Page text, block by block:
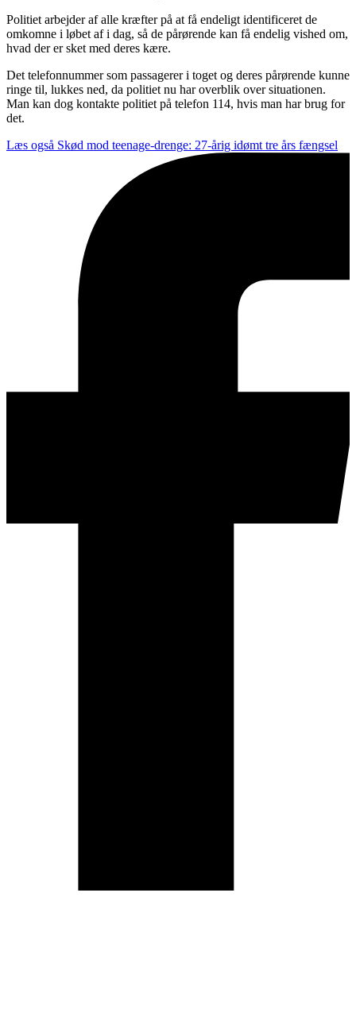
Politiet arbejder af alle kræfter på at få endeligt identificeret de
omkomne i løbet af i dag, så de pårørende kan få endelig vished om,
hvad der er sket med deres kære.
Det telefonnummer som passagerer i toget og deres pårørende kunne
ringe til, lukkes ned, da politiet nu har overblik over situationen.
Man kan dog kontakte politiet på telefon 114, hvis man har brug for
det.
Læs også Skød mod teenage-drenge: 27-årig idømt tre års fængsel